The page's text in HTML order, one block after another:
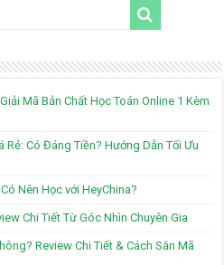
Mã Bản Chất Học Toán Online 1 Kèm
Rẻ: Có Đáng Tiền? Hướng Dẫn Tối Ưu
Nên Học với HeyChina?
Chi Tiết Từ Góc Nhìn Chuyên Gia
Review Chi Tiết & Cách Săn Mã